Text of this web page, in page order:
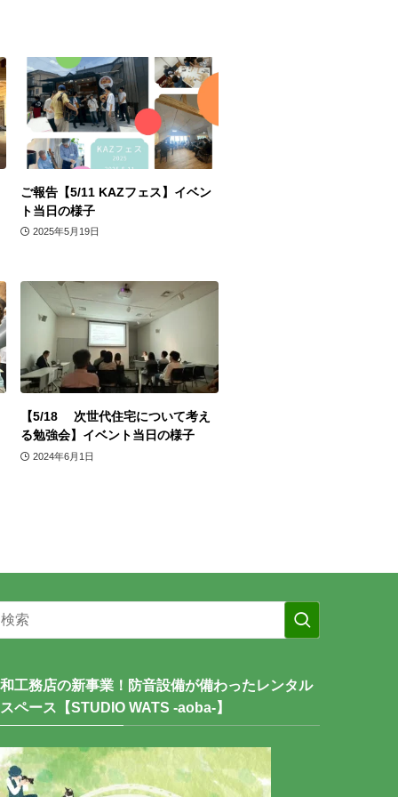
ご報告【5/11 KAZフェス】イベン
ト当日の様子
2025年5月19日
【5/18 次世代住宅について考え
る勉強会】イベント当日の様子
2024年6月1日
和工務店の新事業！防音設備が備わったレンタル
スペース【STUDIO WATS -aoba-】